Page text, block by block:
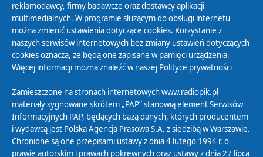
Polityka Prywatności
Zasady korzystania z Serwisu
Organizacje Pożytku Publicznego
Cyfryzacja DAB+
Polityka ochrony danych osobowych
Abonament
Zamówienia publiczne
reklamodawcy, firmy badawcze oraz dostawcy aplikacji
multimedialnych. W programie służącym do obsługi internetu
można zmienić ustawienia dotyczące cookies. Korzystanie z
naszych serwisów internetowych bez zmiany ustawień dotyczących
cookies oznacza, że będą one zapisane w pamięci urządzenia.
Więcej informacji można znaleźć w naszej Polityce prywatności
Zamieszczone na stronach internetowych www.radiopik.pl
materiały sygnowane skrótem „PAP” stanowią element Serwisów
Informacyjnych PAP, będących bazą danych, których producentem
i wydawcą jest Polska Agencja Prasowa S.A. z siedzibą w Warszawie.
Chronione są one przepisami ustawy z dnia 4 lutego 1994 r. o
prawie autorskim i prawach pokrewnych oraz ustawy z dnia 27 lipca